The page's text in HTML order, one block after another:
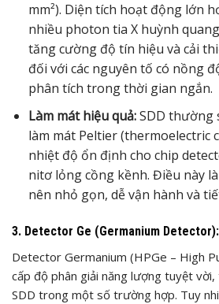
mm²). Diện tích hoạt động lớn
nhiều photon tia X huỳnh
tăng cường độ tín hiệu và cải
đối với các nguyên tố có nồng
phân tích trong thời gian ngắn.
Làm mát hiệu quả:SDD thường
làm mát Peltier (thermoelectric
nhiệt độ ổn định cho chip
nitơ lỏng cồng kềnh. Điều này
nên nhỏ gọn, dễ vận hành và
3. Detector Ge (Germanium Detector):
Detector Germanium (HPGe – High
cấp độ phân giải năng lượng tuyệt
SDD trong một số trường hợp. Tuy